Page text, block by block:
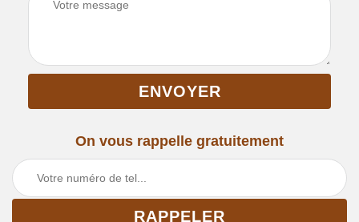
On vous rappelle gratuitement